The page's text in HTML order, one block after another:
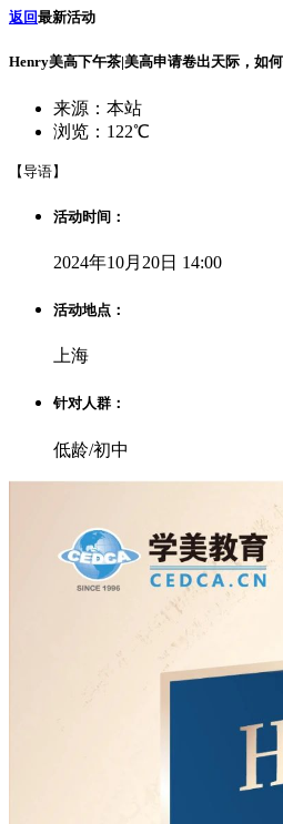
返回最新活动
Henry美高下午茶|美高申请卷出天际，如
来源：本站
浏览：122℃
【导语】
活动时间：
2024年10月20日 14:00
活动地点：
上海
针对人群：
低龄/初中